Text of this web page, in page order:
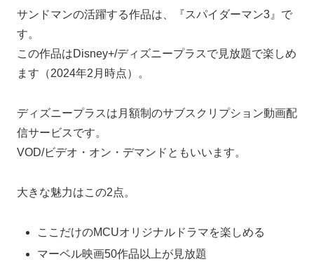
サンドマンの活躍する作品は、『スパイダーマン3』で
す。
この作品はDisney+/ディズニープラスで見放題で楽しめ
ます（2024年2月時点）。
ディズニープラスは月額制のサブスクリプション動画配
信サービスです。
VOD/ビデオ・オン・デマンドともいいます。
大きな魅力はこの2点。
ここだけのMCUオリジナルドラマを楽しめる
マーベル映画50作品以上が見放題